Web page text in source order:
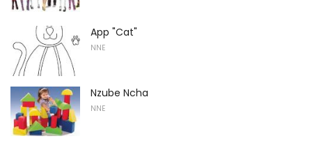
App "Cat"
NNE
Nzube Ncha
NNE